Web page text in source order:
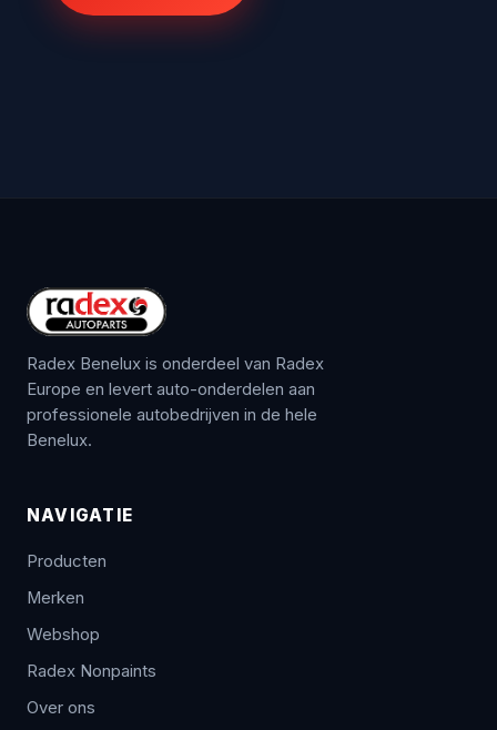
Radex Benelux is onderdeel van Radex
Europe en levert auto-onderdelen aan
professionele autobedrijven in de hele
Benelux.
NAVIGATIE
Producten
Merken
Webshop
Radex Nonpaints
Over ons